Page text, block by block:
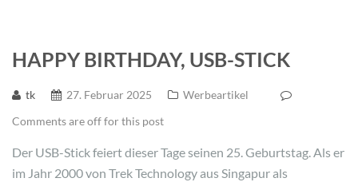
HAPPY BIRTHDAY, USB-STICK
tk 27. Februar 2025
Werbeartikel
Comments are off for this post
Der USB-Stick feiert dieser Tage seinen 25. Geburtstag. Als er
im Jahr 2000 von Trek Technology aus Singapur als